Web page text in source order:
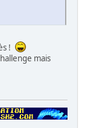
!
mais